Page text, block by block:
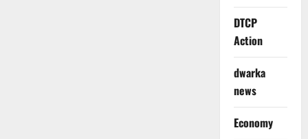
DTCP
Action
dwarka
news
Economy